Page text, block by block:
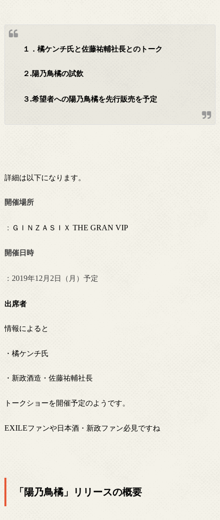
１．橘ケンチ氏と佐藤祐輔社長とのトーク
２.陽乃鳥橘の試飲
３.希望者への陽乃鳥橘を先行販売を予定
詳細は以下になります。
開催場所
： ＧＩＮＺＡＳＩＸ THE GRAN VIP
開催日時
： 2019年12 月 2日（月）予定
出席者
情報によると
・橘ケンチ氏
・新政酒造・佐藤祐輔社長
トークショーを開催予定のようです。
EXILEファンや日本酒・新政ファン必見ですね
「陽乃鳥橘」リリースの概要